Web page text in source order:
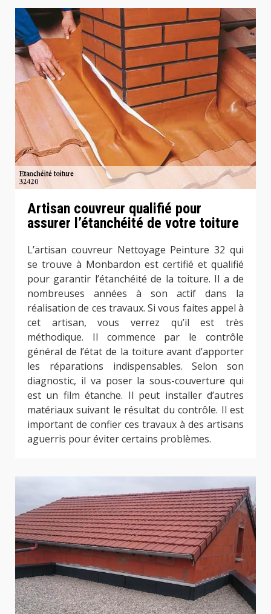
Artisan couvreur qualifié pour
assurer l’étanchéité de votre toiture
L’artisan couvreur Nettoyage Peinture 32 qui
se trouve à Monbardon est certifié et qualifié
pour garantir l’étanchéité de la toiture. Il a de
nombreuses années à son actif dans la
réalisation de ces travaux. Si vous faites appel à
cet artisan, vous verrez qu’il est très
méthodique. Il commence par le contrôle
général de l’état de la toiture avant d’apporter
les réparations indispensables. Selon son
diagnostic, il va poser la sous-couverture qui
est un film étanche. Il peut installer d’autres
matériaux suivant le résultat du contrôle. Il est
important de confier ces travaux à des artisans
aguerris pour éviter certains problèmes.